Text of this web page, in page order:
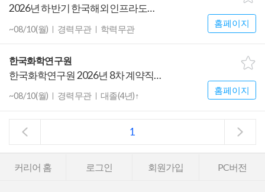
2026년 하반기 한국해외인프라도시개발지원공사(KIND) 직원(개방위) 채용공고
~08/10(월) 경력무관 학력무관
홈페이지
한국화학연구원
한국화학연구원 2026년 8차 계약직 채용 공고
~08/10(월) 경력무관 대졸(4년)↑
홈페이지
1
커리어 홈 로그인 회원가입 PC버전